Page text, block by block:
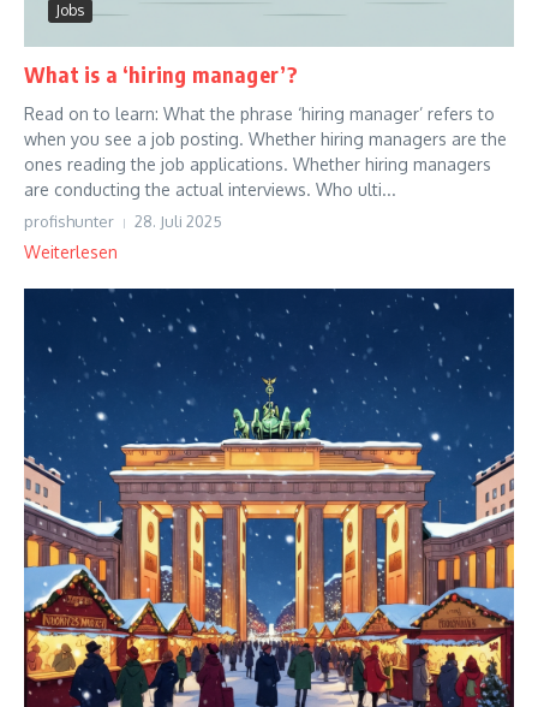
Jobs
What is a ‘hiring manager’?
Read on to learn: What the phrase ‘hiring manager’ refers to
when you see a job posting. Whether hiring managers are the
ones reading the job applications. Whether hiring managers
are conducting the actual interviews. Who ulti...
profishunter 28. Juli 2025
Weiterlesen